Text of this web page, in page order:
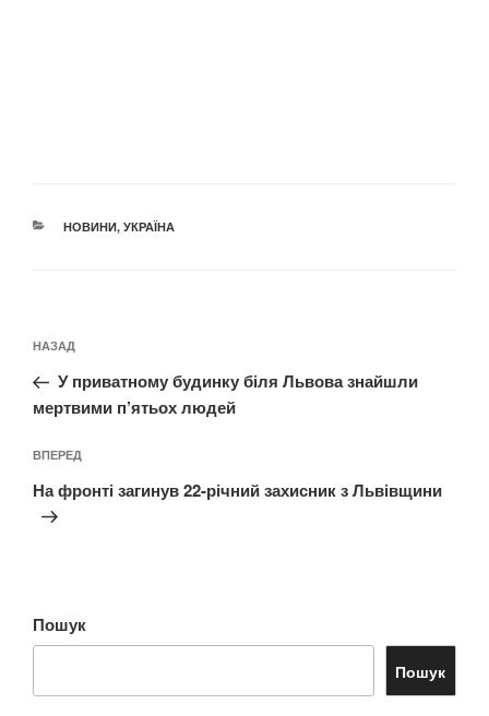
КАТЕГОРІЇ
НОВИНИ, УКРАЇНА
записів
Попередній
запис:
НАЗАД
У приватному будинку біля Львова знайшли
мертвими п’ятьох людей
Наступний
запис
ВПЕРЕД
На фронті загинув 22-річний захисник з Львівщини
Пошук
Пошук